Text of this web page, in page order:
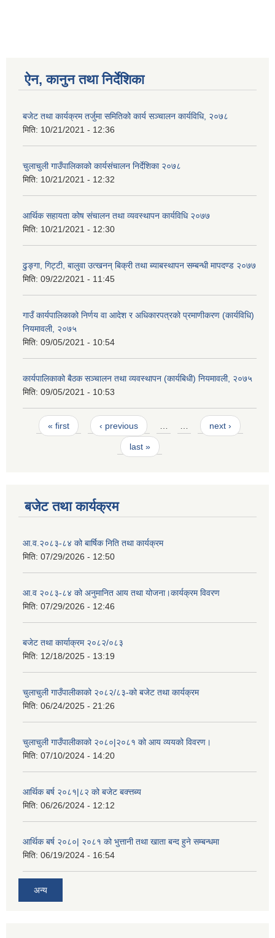
ऐन, कानुन तथा निर्देशिका
बजेट तथा कार्यक्रम तर्जुमा समितिको कार्य सञ्चालन कार्यविधि, २०७८
मिति: 10/21/2021 - 12:36
चुलाचुली गाउँपालिकाको कार्यसंचालन निर्देशिका २०७८
मिति: 10/21/2021 - 12:32
आर्थिक सहायता कोष संचालन तथा व्यवस्थापन कार्यविधि २०७७
मिति: 10/21/2021 - 12:30
ढुङ्गा, गिट्टी, बालुवा उत्खनन् बिक्री तथा ब्याबस्थापन सम्बन्धी मापदण्ड २०७७
मिति: 09/22/2021 - 11:45
गाउँ कार्यपालिकाको निर्णय वा आदेश र अधिकारपत्रको प्रमाणीकरण (कार्यविधि)
नियमावली, २०७५
मिति: 09/05/2021 - 10:54
कार्यपालिकाको बैठक सञ्चालन तथा व्यवस्थापन (कार्यबिधी) नियमावली, २०७५
मिति: 09/05/2021 - 10:53
Pages
« first ‹ previous next ›
last »
बजेट तथा कार्यक्रम
आ.व.२०८३-८४ को बार्षिक निति तथा कार्यक्रम
मिति: 07/29/2026 - 12:50
आ.व २०८३-८४ को अनुमानित आय तथा योजना।कार्यक्रम विवरण
मिति: 07/29/2026 - 12:46
बजेट तथा कार्याक्रम २०८२/०८३
मिति: 12/18/2025 - 13:19
चुलाचुली गाउँपालीकाको २०८२/८३-को बजेट तथा कार्यक्रम
मिति: 06/24/2025 - 21:26
चुलाचुली गाउँपालीकाको २०८०|२०८१ को आय व्ययको विवरण।
मिति: 07/10/2024 - 14:20
आर्थिक बर्ष २०८१|८२ को बजेट बक्त्तब्य
मिति: 06/26/2024 - 12:12
आर्थिक बर्ष २०८०| २०८१ को भुत्तानी तथा खाता बन्द हुने सम्बन्धमा
मिति: 06/19/2024 - 16:54
अन्य